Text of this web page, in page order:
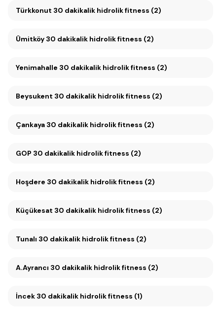
Türkkonut 30 dakikalik hidrolik fitness (2)
Ümitköy 30 dakikalik hidrolik fitness (2)
Yenimahalle 30 dakikalik hidrolik fitness (2)
Beysukent 30 dakikalik hidrolik fitness (2)
Çankaya 30 dakikalik hidrolik fitness (2)
GOP 30 dakikalik hidrolik fitness (2)
Hoşdere 30 dakikalik hidrolik fitness (2)
Küçükesat 30 dakikalik hidrolik fitness (2)
Tunalı 30 dakikalik hidrolik fitness (2)
A.Ayrancı 30 dakikalik hidrolik fitness (2)
İncek 30 dakikalik hidrolik fitness (1)